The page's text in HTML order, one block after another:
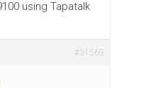
using Tapatalk
#31569